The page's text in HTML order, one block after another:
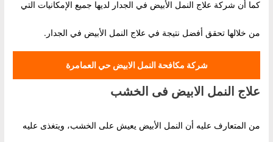
كما أن شركة علاج النمل الأبيض في الجدار لديها جميع الإمكانيات التي
من خلالها تحقق أفضل نتيجة في علاج النمل الأبيض في الجدار.
شركة مكافحة النمل الابيض حي العمامرة
علاج النمل الابيض فى الخشب
من المتعارف عليه أن النمل الأبيض يعيش على الخشب، ويتغذى عليه